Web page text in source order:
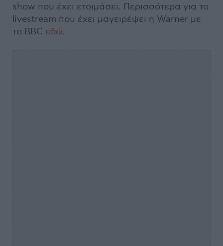
show που έχει ετοιμάσει. Περισσότερα για το
livestream που έχει μαγειρέψει η Warner με
το BBC εδώ.